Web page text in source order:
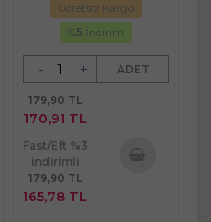
Ücretsiz Kargo
%5 İndirim
- + ADET
179,90 TL
170,91 TL
Fast/Eft %3
indirimli
179,90 TL
165,78 TL